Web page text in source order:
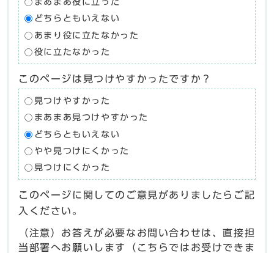
どちらともいえない
あまり役に立たなかった
役に立たなかった
このページは見つけやすかったですか？
見つけやすかった
まあまあ見つけやすかった
どちらともいえない
やや見つけにくかった
見つけにくかった
このページに関してのご意見がありましたらご記
入ください。
（注意）お答えが必要なお問い合わせは、直接担
当部署へお願いします（こちらではお受けできま